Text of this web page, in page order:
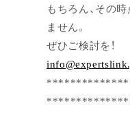
もちろん、その
ません。
ぜひご検討を！